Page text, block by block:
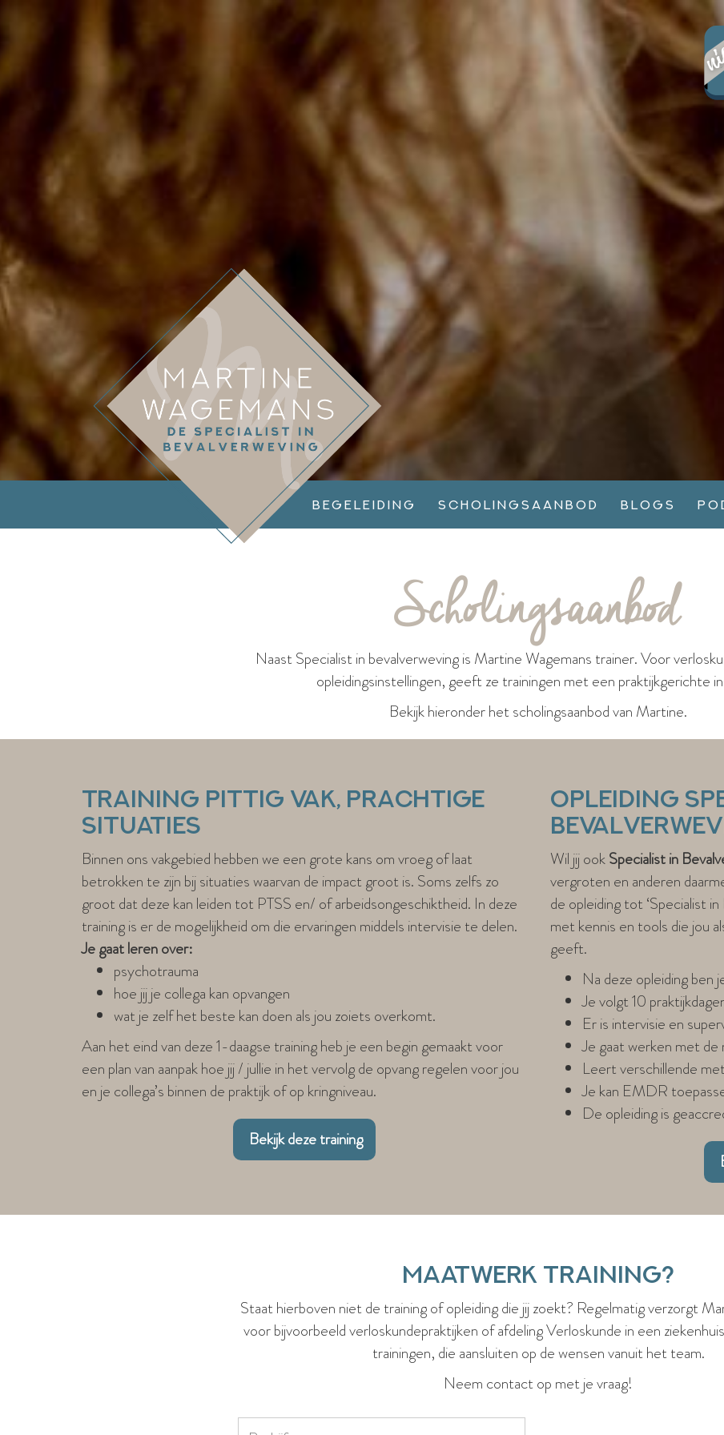
Begeleiding Scholingsaanbod Blogs
Scholingsaanbod
Naast Specialist in bevalverweving is Martine Wagemans trainer. Voor
opleidingsinstellingen, geeft ze trainingen met een praktijkgerichte
Bekijk hieronder het scholingsaanbod van Martine.
Training Pittig vak, prachtige
situaties
Binnen ons vakgebied hebben we een grote kans om vroeg of laat
betrokken te zijn bij situaties waarvan de impact groot is. Soms zelfs zo
groot dat deze kan leiden tot PTSS en/ of arbeidsongeschiktheid. In deze
training is er de mogelijkheid om die ervaringen middels intervisie te delen.
Je gaat leren over:
psychotrauma
hoe jij je collega kan opvangen
wat je zelf het beste kan doen als jou zoiets overkomt.
Aan het eind van deze 1-daagse training heb je een begin gemaakt voor
een plan van aanpak hoe jij / jullie in het vervolg de opvang regelen voor jou
en je collega’s binnen de praktijk of op kringniveau.
Bekijk deze training
Opleiding
Wil jij ookSpecialist in
vergroten en anderen
de opleiding tot ‘Specialist
met kennis en tools die jou
geeft.
Na deze opleiding ben
Je volgt 10
Er is intervisie en
Je gaat werken met de
Leert verschillende
Je kan EMDR
De opleiding is
Maatwerk training?
Staat hierboven niet de training of opleiding die jij zoekt? Regelmatig verzorgt
voor bijvoorbeeld verloskundepraktijken of afdeling Verloskunde in een
trainingen, die aansluiten op de wensen vanuit het team.
Neem contact op met je vraag!